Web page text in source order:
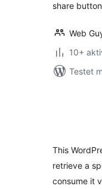
share
Web
10+
Testet
This
retrieve a
consume it